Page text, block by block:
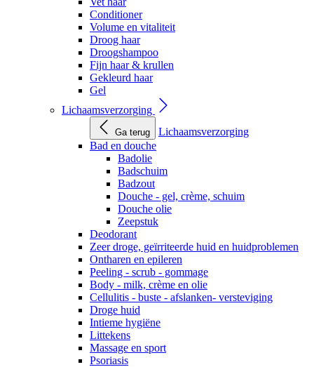
Conditioner
Volume en vitaliteit
Droog haar
Droogshampoo
Fijn haar & krullen
Gekleurd haar
Gel
Lichaamsverzorging
Ga terug
Lichaamsverzorging
Bad en douche
Badolie
Badschuim
Badzout
Douche - gel, crème, schuim
Douche olie
Zeepstuk
Deodorant
Zeer droge, geïrriteerde huid en huidproblemen
Ontharen en epileren
Peeling - scrub - gommage
Body - milk, crème en olie
Cellulitis - buste - afslanken- versteviging
Droge huid
Intieme hygiëne
Littekens
Massage en sport
Psoriasis